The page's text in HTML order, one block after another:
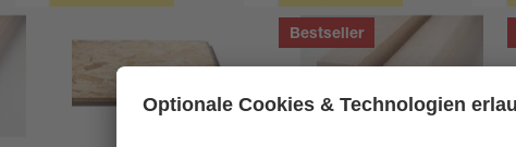
Bestseller